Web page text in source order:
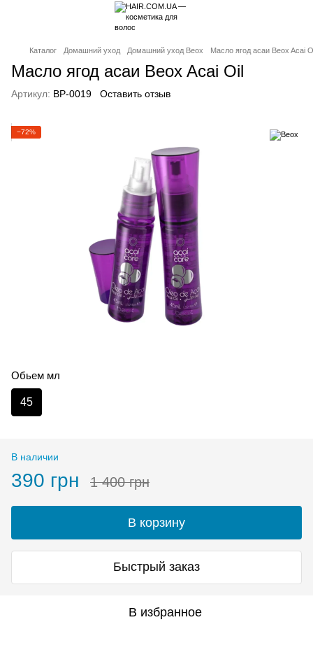
Каталог Домашний уход Домашний уход Beox Масло ягод асаи Beox Acai
Масло ягод асаи Beox Acai Oil
Артикул: BP-0019 Оставить отзыв
−72%
Обьем мл
45
В наличии
390 грн 1 400 грн
В корзину
Быстрый заказ
В избранное